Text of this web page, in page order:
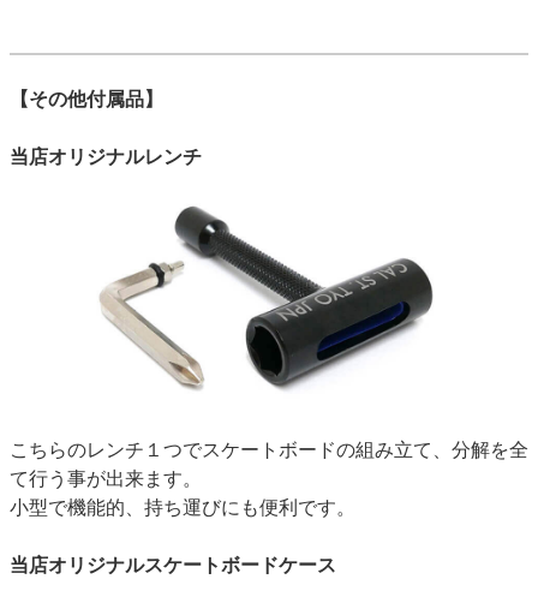
【その他付属品】
当店オリジナルレンチ
こちらのレンチ１つでスケートボードの組み立て、分解を全
て行う事が出来ます。
小型で機能的、持ち運びにも便利です。
当店オリジナルスケートボードケース